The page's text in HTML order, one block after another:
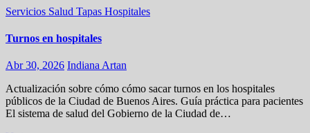
Servicios Salud Tapas Hospitales
Turnos en hospitales
Abr 30, 2026 Indiana Artan
Actualización sobre cómo cómo sacar turnos en los hospitales
públicos de la Ciudad de Buenos Aires. Guía práctica para pacientes
El sistema de salud del Gobierno de la Ciudad de…